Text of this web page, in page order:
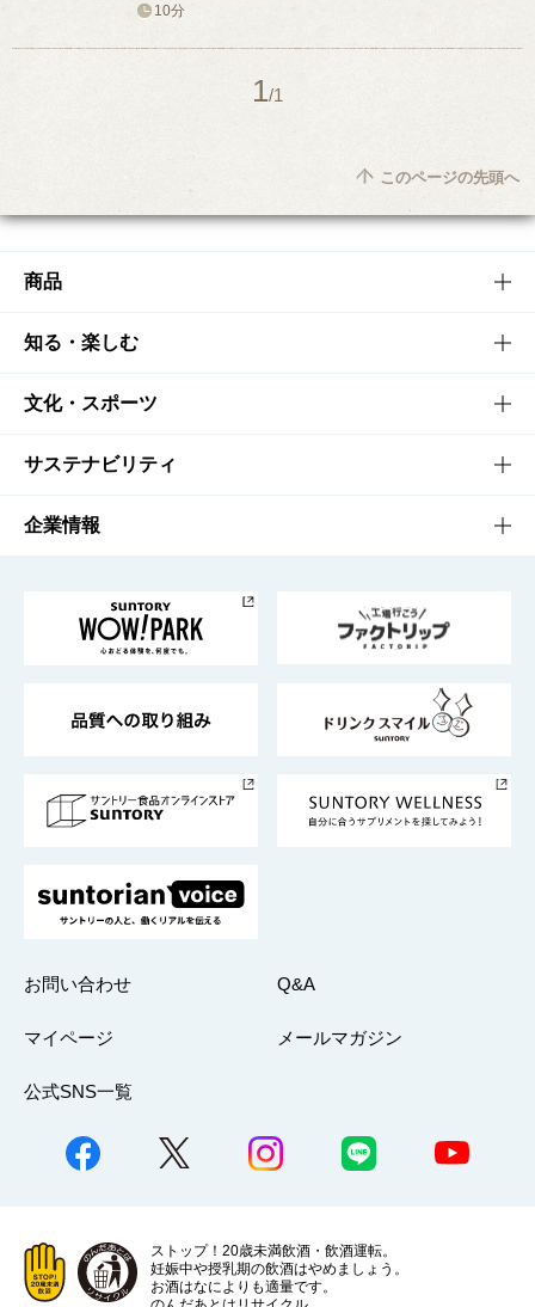
10分
1 /1
このページの先頭へ
商品
商品TOP
商品一覧
商品発売情報
栄養成分一覧
知る・楽しむ
知る・楽しむTOP
キャンペーン
工場見学
地域情報
文化・スポーツ
文化・スポーツTOP
サントリーホール
サントリーサンバーズ大阪
サステナビリティ
サステナビリティTOP
サントリーが考えるサステナビリティ経営
企業情報
企業概要
採用情報
お問い合わせ Q&A
マイページ メールマガジン
公式SNS一覧
ストップ！20歳未満飲酒・飲酒運転。
妊娠中や授乳期の飲酒はやめましょう。
お酒はなによりも適量です。